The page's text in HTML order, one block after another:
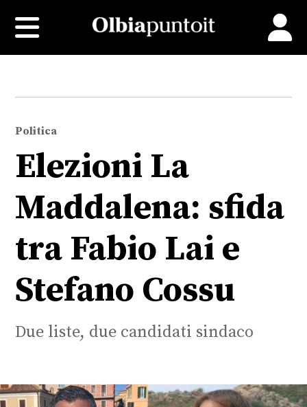
Politica
Elezioni La
Maddalena: sfida
tra Fabio Lai e
Stefano Cossu
Due liste, due candidati sindaco